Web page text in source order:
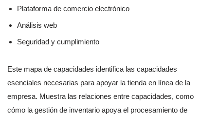
Plataforma de comercio electrónico
Análisis web
Seguridad y cumplimiento
Este mapa de capacidades identifica las capacidades
esenciales necesarias para apoyar la tienda en línea de la
empresa. Muestra las relaciones entre capacidades, como
cómo la gestión de inventario apoya el procesamiento de